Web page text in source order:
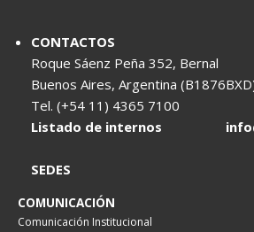
CONTACTOS
Roque Sáenz Peña 352, Bernal
Buenos Aires, Argentina
Tel. (+54 11) 4365 7100
Listado de internos
SEDES
COMUNICACIÓN
Comunicación Institucional